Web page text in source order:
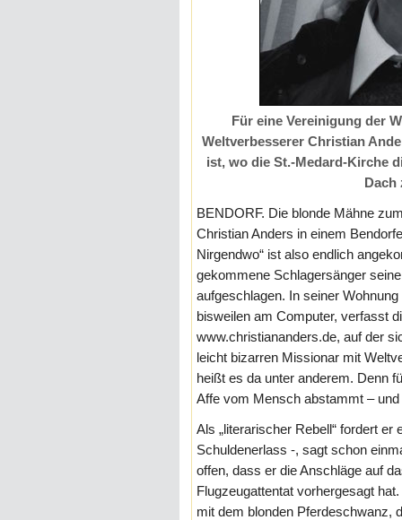
Für eine Vereinigung der
Weltverbesserer Christian
ist, wo die St.-Medard-Kirche
Dach
BENDORF. Die blonde Mähne
Christian Anders in einem
Nirgendwo“ ist also endlich
gekommene Schlagersänger
aufgeschlagen. In seiner
bisweilen am Computer, verfasst
www.christiananders.de, auf der
leicht bizarren Missionar mit
heißt es da unter anderem. Denn
Affe vom Mensch abstammt –
Als „literarischer Rebell“ fordert
Schuldenerlass -, sagt schon
offen, dass er die Anschläge auf
Flugzeugattentat vorhergesagt
mit dem blonden Pferdeschwanz,